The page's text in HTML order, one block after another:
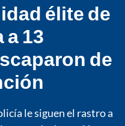
élite de
13
de
le siguen el rastro a